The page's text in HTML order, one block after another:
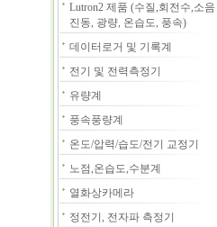
Lutron2 제품 (수질,회전수,소음
진동, 광량, 온습도, 풍속)
데이터로거 및 기록계
전기 및 전력측정기
유량계
풍속풍량계
온도/압력/습도/전기 교정기
노점,온습도,수분계
열화상카메라
정전기, 전자파 측정기